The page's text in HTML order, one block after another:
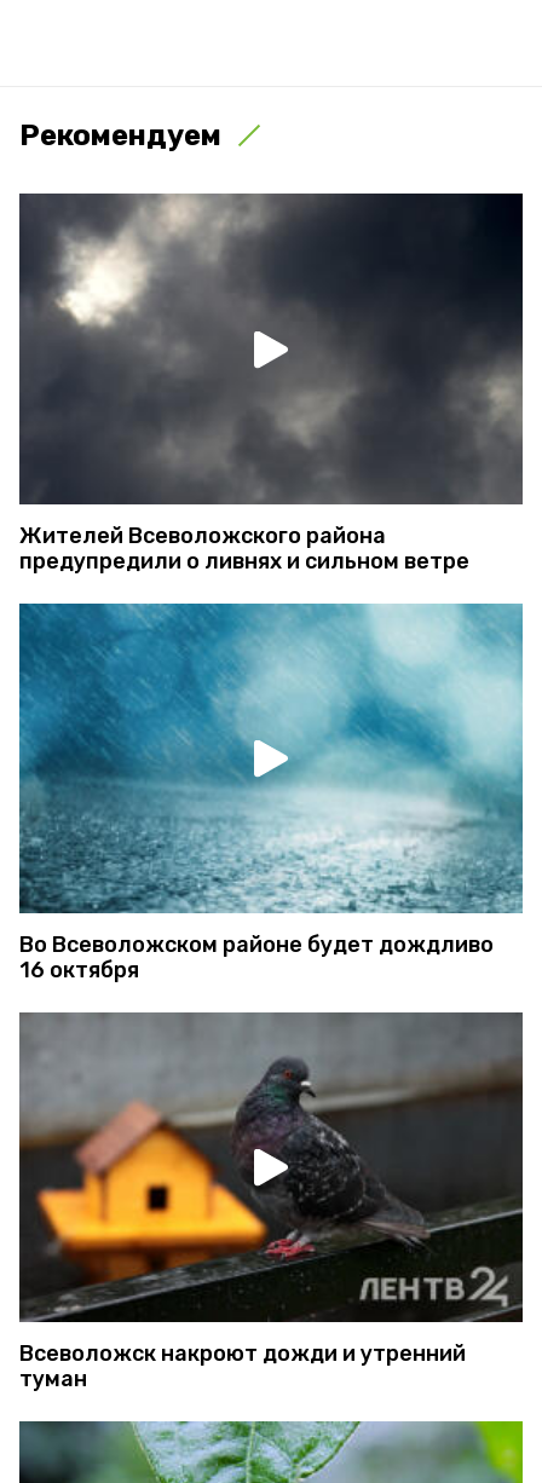
Рекомендуем
Жителей Всеволожского района
предупредили о ливнях и сильном ветре
Во Всеволожском районе будет дождливо
16 октября
Всеволожск накроют дожди и утренний
туман